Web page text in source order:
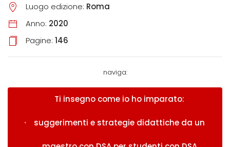
Luogo edizione: Roma
Anno: 2020
Pagine: 146
naviga:
Ti insegno come io ho imparato:
suggerimenti e strategie didattiche da un